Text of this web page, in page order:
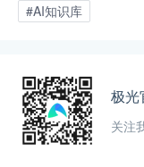
#AI知识库
极光
关注